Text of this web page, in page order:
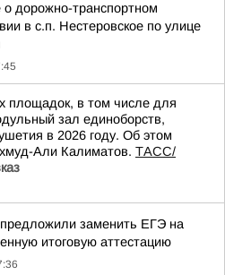
дорожно-транспортном
в с.п. Нестеровское по улице
площадок, в том числе для
зал единоборств,
в 2026 году. Об этом
Али Калиматов. ТАСС/
заменить ЕГЭ на
итоговую аттестацию